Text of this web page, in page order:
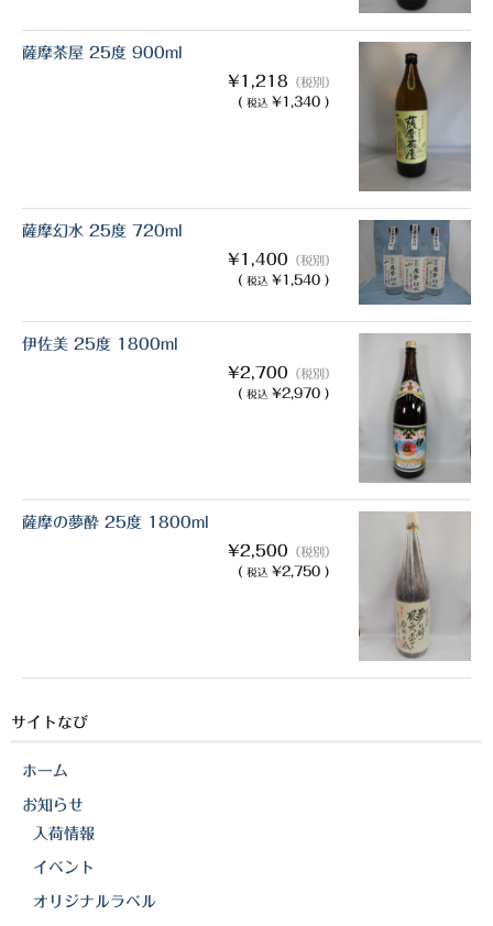
薩摩茶屋 25度 900ml
¥1,218 （税別）
( 税込 ¥1,340 )
薩摩幻水 25度 720ml
¥1,400 （税別）
( 税込 ¥1,540 )
伊佐美 25度 1800ml
¥2,700 （税別）
( 税込 ¥2,970 )
薩摩の夢酔 25度 1800ml
¥2,500 （税別）
( 税込 ¥2,750 )
サイトなび
ホーム
お知らせ
入荷情報
イベント
オリジナルラベル